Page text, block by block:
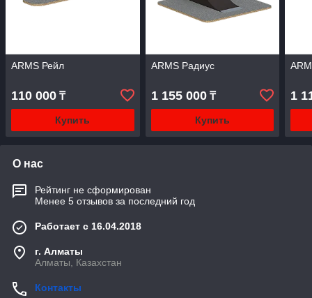
ARMS Рейл
110 000 ₸
Купить
ARMS Радиус
1 155 000₸
Купить
1
О нас
Рейтинг не сформирован
Менее 5 отзывов за последний год
Работает с 16.04.2018
г. Алматы
Алматы, Казахстан
Контакты